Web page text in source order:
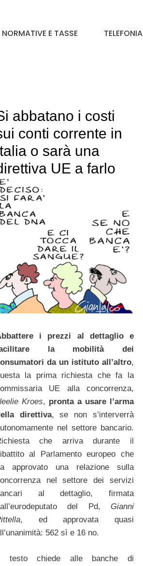
NORMATIVE E TASSE TELEFONIA
abbatano i costi
conti corrente in
o sarà una
UE a farlo
i prezzi al dettaglio e
la mobilità dei
da un istituto all’altro,
la prima richiesta che fa la
UE alla concorrenza,
Kroes, pronta a usare l’arma
direttiva, se non s’interverrà
nel settore bancario.
che arriva durante il
al Parlamento europeo che
approvato una relazione sulla
nel settore dei servizi
al dettaglio, firmata
del Pd, Gianni
, ed approvata quasi
562 sì e 16 no.
testo chiede alle banche di